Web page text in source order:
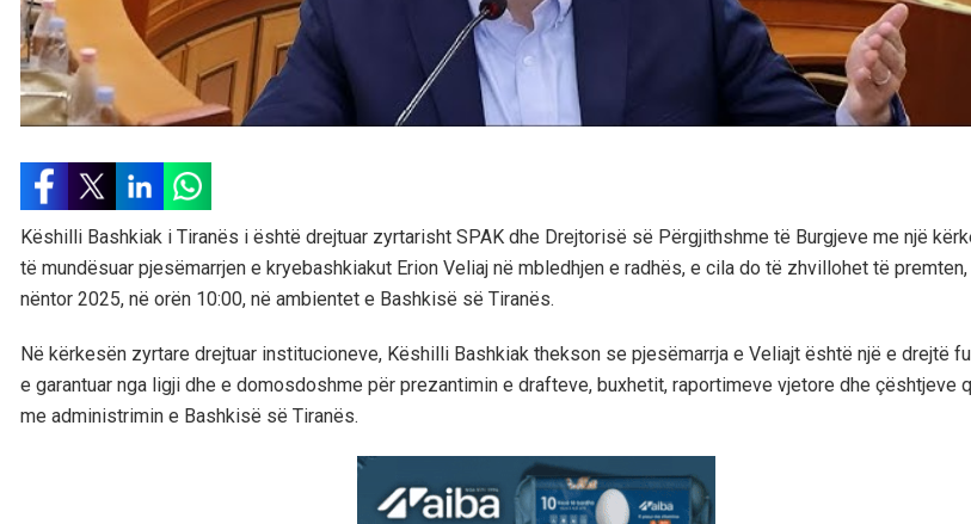
Këshilli Bashkiak i Tiranës i është drejtuar zyrtarisht SPAK dhe Drejtorisë së Përgjithshme të Burgjeve me një
të mundësuar pjesëmarrjen e kryebashkiakut Erion Veliaj në mbledhjen e radhës, e cila do të zhvillohet të premten,
nëntor 2025, në orën 10:00, në ambientet e Bashkisë së Tiranës.
Në kërkesën zyrtare drejtuar institucioneve, Këshilli Bashkiak thekson se pjesëmarrja e Veliajt është një e drejtë
e garantuar nga ligji dhe e domosdoshme për prezantimin e drafteve, buxhetit, raportimeve vjetore dhe çështjeve
me administrimin e Bashkisë së Tiranës.